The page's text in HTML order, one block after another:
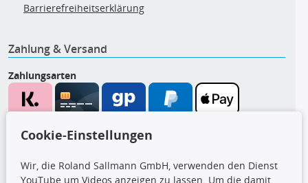
Barrierefreiheitserklärung
Zahlung & Versand
Zahlungsarten
Cookie-Einstellungen
Wir, die Roland Sallmann GmbH, verwenden den Dienst
YouTube um Videos anzeigen zu lassen. Um die damit